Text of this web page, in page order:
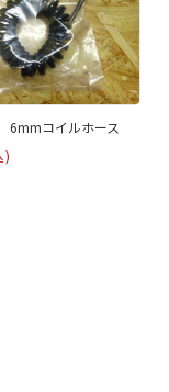
6mmコイルホース
)